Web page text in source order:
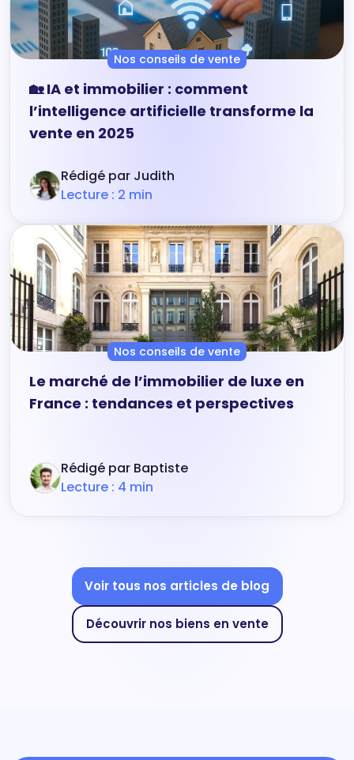
Nos conseils de vente
🏡 IA et immobilier : comment
l’intelligence artificielle transforme la
vente en 2025
Rédigé par Judith
Lecture : 2 min
Nos conseils de vente
Le marché de l’immobilier de luxe en
France : tendances et perspectives
Rédigé par Baptiste
Lecture : 4 min
Voir tous nos articles de blog
Découvrir nos biens en vente